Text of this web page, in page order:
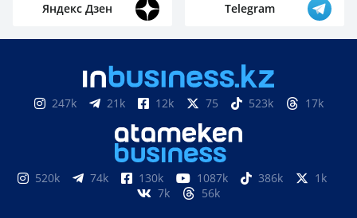
Яндекс Дзен Telegram
247k 21k 12k 75 523k 17k
520k 74k 130k 1087k 386k
1k
7k
56k